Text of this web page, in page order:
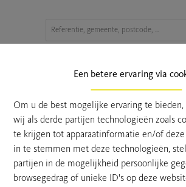
Een betere ervaring via
Om u de best mogelijke ervaring te
wij als derde partijen technologieën zoals
te krijgen tot apparaatinformatie en/of
in te stemmen met deze technologieën,
partijen in de mogelijkheid persoonlijke
browsegedrag of unieke ID's op deze